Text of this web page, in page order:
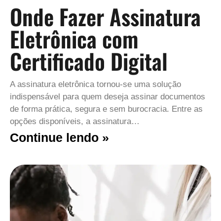
Onde Fazer Assinatura
Eletrônica com
Certificado Digital
A assinatura eletrônica tornou-se uma solução
indispensável para quem deseja assinar documentos
de forma prática, segura e sem burocracia. Entre as
opções disponíveis, a assinatura…
Continue lendo »